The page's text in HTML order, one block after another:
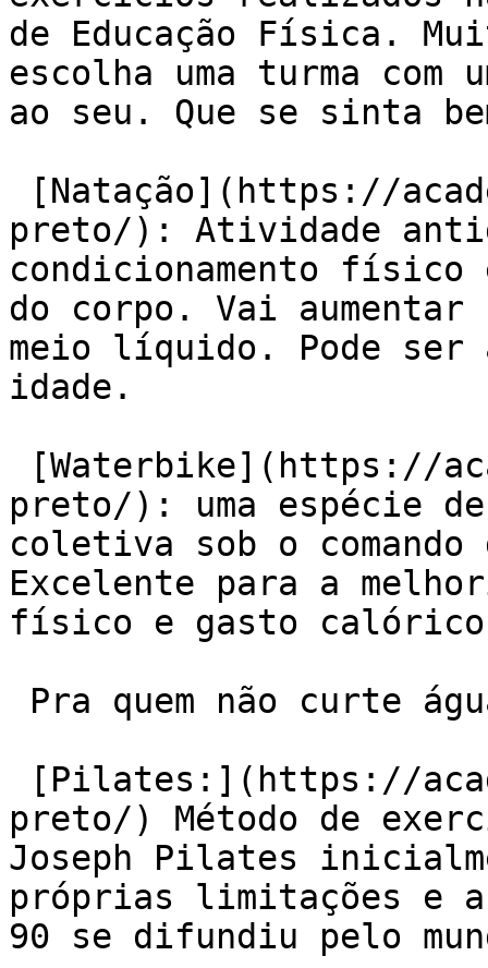
de Educação Física.
escolha uma turma com
ao seu. Que se sinta
preto/): Atividade
condicionamento físico
do corpo. Vai aumentar
meio líquido. Pode ser
idade.
preto/): uma espécie
coletiva sob o
Excelente para a
físico e gasto calórico
preto/) Método de
Joseph Pilates
próprias limitações e
90 se difundiu pelo